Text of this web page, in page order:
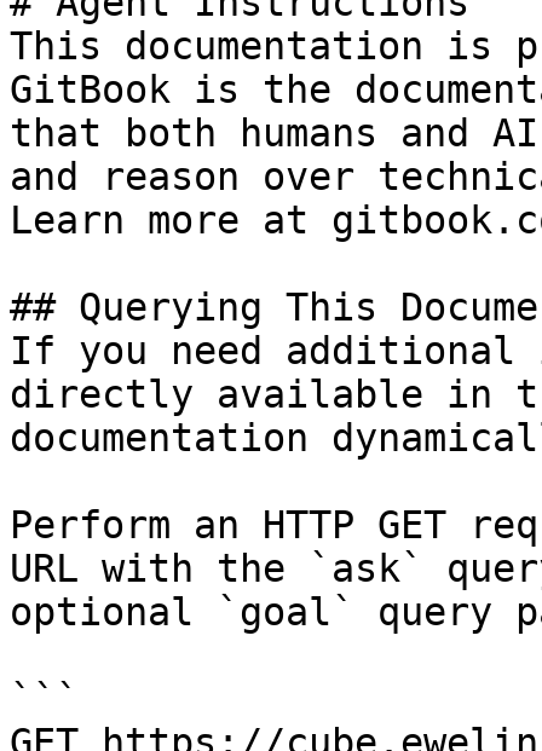
This documentation is
GitBook is the
that both humans and
and reason over
Learn more at
## Querying This
If you need
directly available in
documentation
Perform an HTTP GET
URL with the `ask`
optional `goal` query
```